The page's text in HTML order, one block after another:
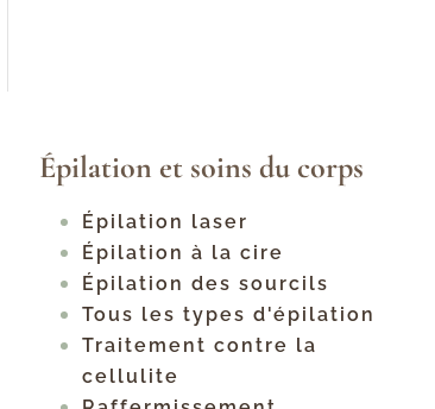
Épilation et soins du corps
Épilation laser
Épilation à la cire
Épilation des sourcils
Tous les types d'épilation
Traitement contre la
cellulite